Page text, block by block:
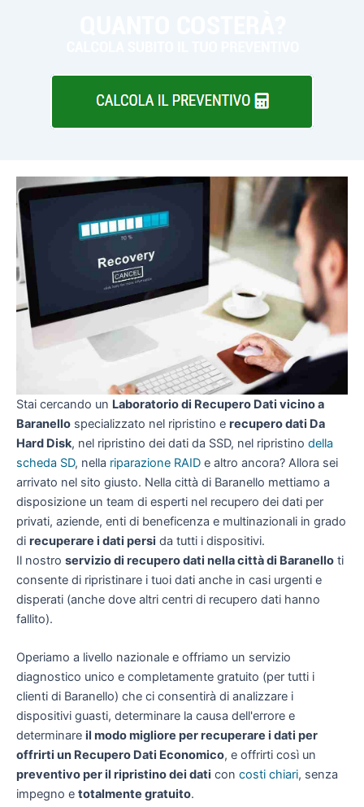
Stai cercando un Laboratorio di Recupero Dati vicino a
Baranello specializzato nel ripristino e recupero dati Da
Hard Disk, nel ripristino dei dati da SSD, nel ripristino della
scheda SD, nella riparazione RAID e altro ancora? Allora sei
arrivato nel sito giusto. Nella città di Baranello mettiamo a
disposizione un team di esperti nel recupero dei dati per
privati, aziende, enti di beneficenza e multinazionali in grado
di recuperare i dati persi da tutti i dispositivi.
Il nostro servizio di recupero dati nella città di Baranello ti
consente di ripristinare i tuoi dati anche in casi urgenti e
disperati (anche dove altri centri di recupero dati hanno
fallito).
Operiamo a livello nazionale e offriamo un servizio
diagnostico unico e completamente gratuito (per tutti i
clienti di Baranello) che ci consentirà di analizzare i
dispositivi guasti, determinare la causa dell'errore e
determinare il modo migliore per recuperare i dati per
offrirti un Recupero Dati Economico, e offrirti così un
preventivo per il ripristino dei dati con costi chiari, senza
impegno e totalmente gratuito.